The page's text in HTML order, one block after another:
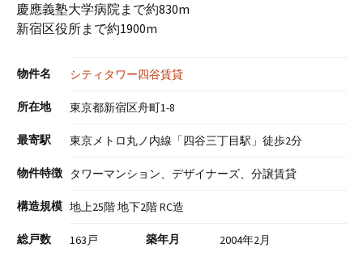
慶應義塾大学病院まで約830m
新宿区役所まで約1900m
物件名 シティタワー四谷賃貸
所在地 東京都新宿区舟町1-8
最寄駅 東京メトロ丸ノ内線「四谷三丁目駅」徒歩2分
物件特徴 タワーマンション、デザイナーズ、分譲賃貸
構造規模 地上25階 地下2階 RC造
総戸数 163戸 築年月 2004年2月